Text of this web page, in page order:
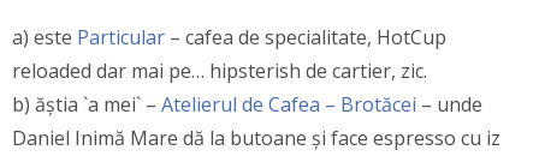
a) este Particular – cafea de specialitate, HotCup
reloaded dar mai pe… hipsterish de cartier, zic.
b) ăștia `a mei` – Atelierul de Cafea – Brotăcei – unde
Daniel Inimă Mare dă la butoane și face espresso cu iz